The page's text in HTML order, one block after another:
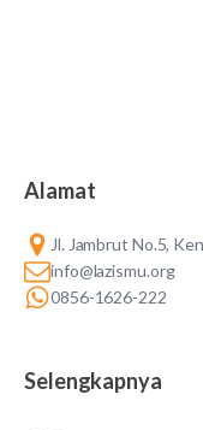
Alamat
Jl. Jambrut No.5,
info@lazismu.org
0856-1626-222
Selengkapnya